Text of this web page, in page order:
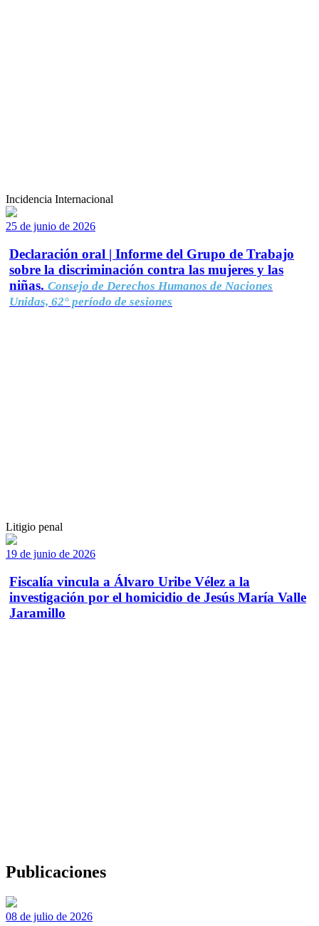
Incidencia Internacional
25 de junio de 2026
Declaración oral | Informe del Grupo de Trabajo
sobre la discriminación contra las mujeres y las
niñas. Consejo de Derechos Humanos de Naciones
Unidas, 62° período de sesiones
Litigio penal
19 de junio de 2026
Fiscalía vincula a Álvaro Uribe Vélez a la
investigación por el homicidio de Jesús María Valle
Jaramillo
Publicaciones
08 de julio de 2026